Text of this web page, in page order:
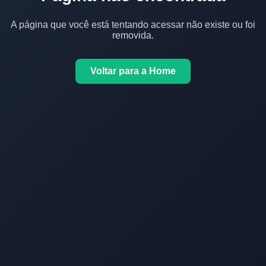
A página que você está tentando acessar não existe ou foi
removida.
Voltar para a Home